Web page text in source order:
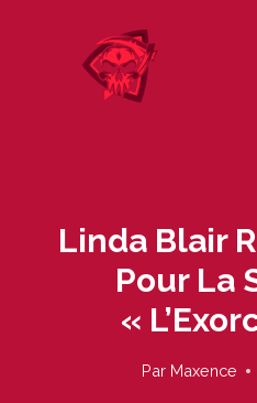
Linda Blair
Pour La
«
Par Maxence